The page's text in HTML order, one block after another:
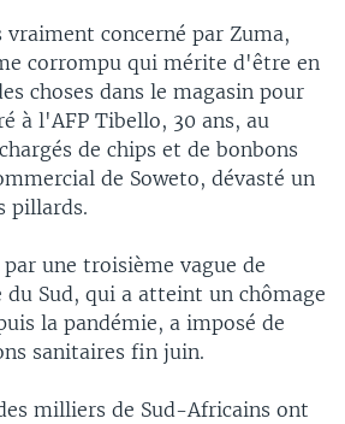
vraiment concerné par Zuma,
corrompu qui mérite d'être en
choses dans le magasin pour
à l'AFP Tibello, 30 ans, au
de chips et de bonbons
de Soweto, dévasté un
pillards.
une troisième vague de
Sud, qui a atteint un chômage
la pandémie, a imposé de
sanitaires fin juin.
milliers de Sud-Africains ont